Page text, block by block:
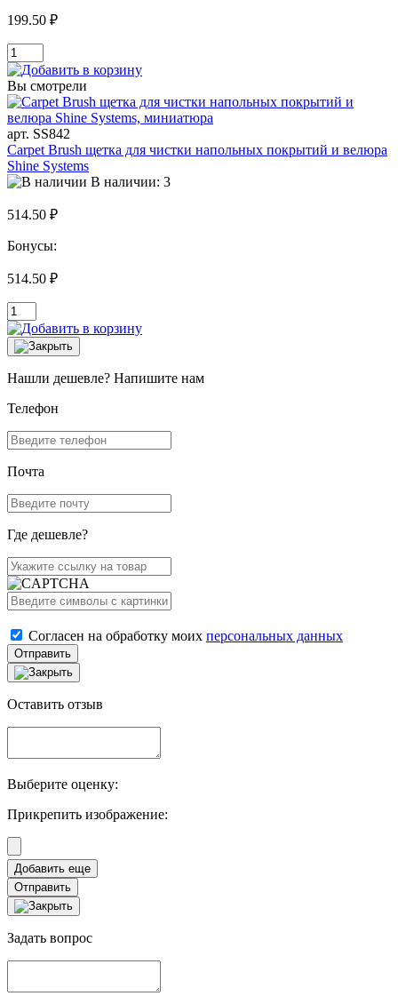
199.50 ₽
Вы смотрели
арт. SS842
Carpet Brush щетка для чистки напольных покрытий и велюра
Shine Systems
В наличии: 3
514.50 ₽
Бонусы:
514.50 ₽
Нашли дешевле? Напишите нам
Телефон
Почта
Где дешевле?
Согласен на обработку моих персональных данных
Отправить
Оставить отзыв
Выберите оценку:
Прикрепить изображение:
Отправить
Задать вопрос